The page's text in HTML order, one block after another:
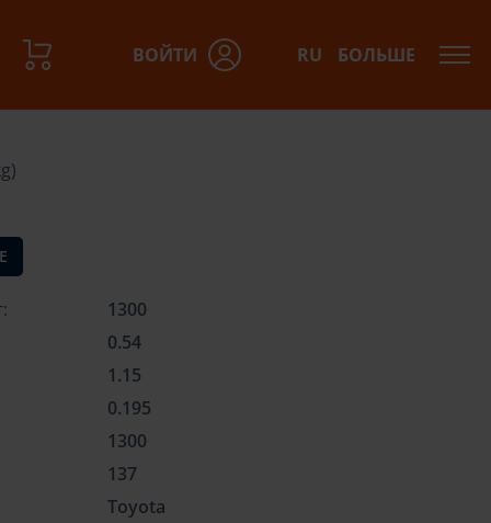
ВОЙТИ RU БОЛЬШЕ
1300
0.54
1.15
0.195
1300
137
Toyota